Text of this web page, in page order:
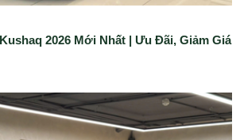
2026 Mới Nhất | Ưu Đãi, Giảm Giá